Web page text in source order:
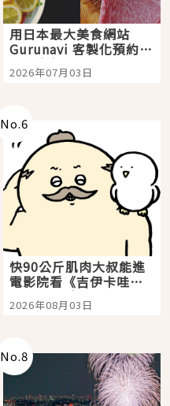
用日本最大美食網站
Gurunavi 客製化預約九
大都市餐廳，打造專屬
美食體驗！
2026年07月03日
No.6
快90公斤肌肉大叔能進
電影院看《吉伊卡哇》
嗎？日本重金屬樂團
「打首」會長與nagano
2026年08月03日
No.8